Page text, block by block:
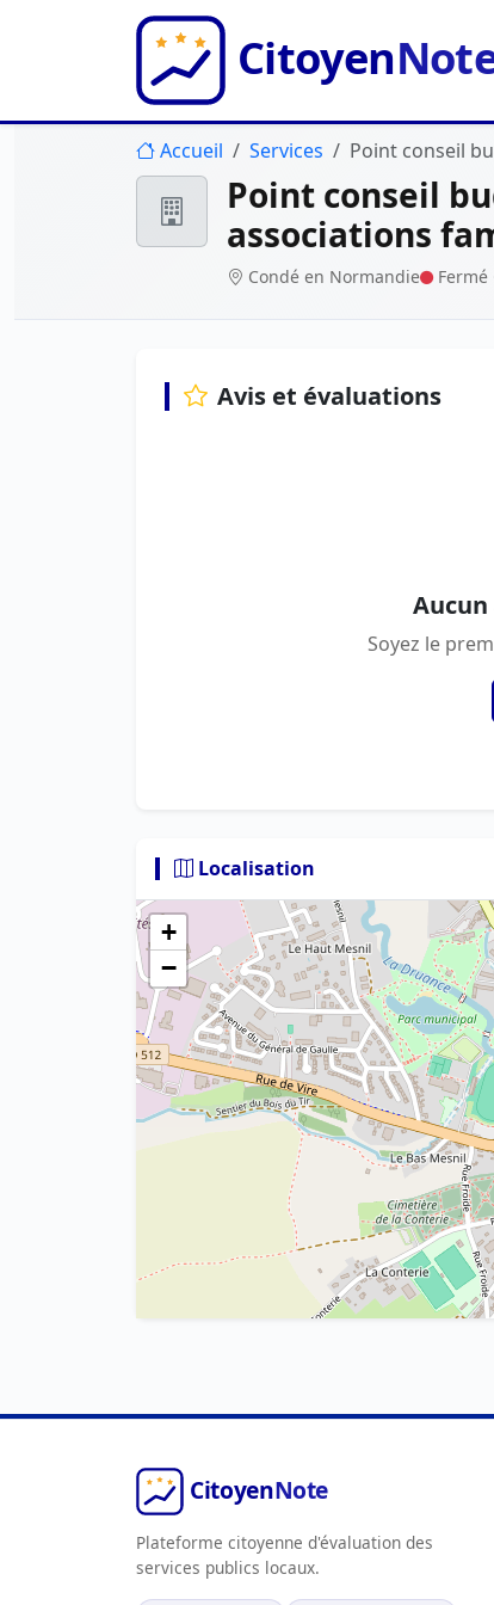
Accueil Services Point conseil
Point conseil
associations
Condé en Normandie Fermé
Avis et évaluations
Soyez le
Localisation
+
−
Plateforme citoyenne d'évaluation des
services publics locaux.